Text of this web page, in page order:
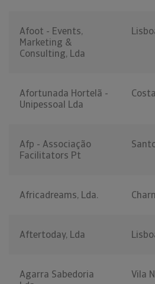
Afoot - Events,
Marketing &
Consulting, Lda
Afortunada Hortelã -
Unipessoal Lda
Afp - Associação
Facilitators Pt
Africadreams, Lda.
Aftertoday, Lda
Agarra Sabedoria
Vila